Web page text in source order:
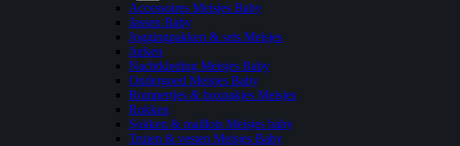
Accessoires Meisjes Baby
Jassen Baby
Joggingpakken & sets Meisjes
Jurken
Nachtkleding Meisjes Baby
Ondergoed Meisjes Baby
Rompertjes & boxpakjes Meisjes
Rokken
Sokken & maillots Meisjes baby
Truien & vesten Meisjes Baby